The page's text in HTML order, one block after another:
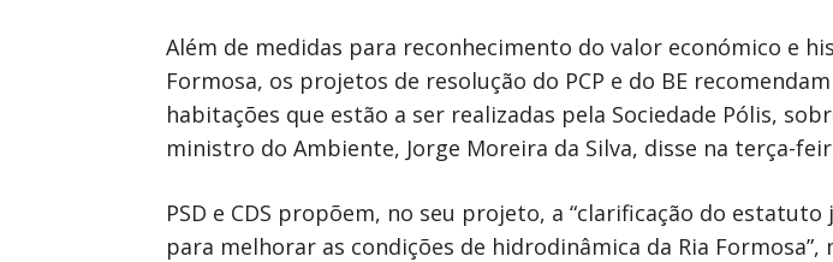
Além de medidas para reconhecimento do valor económico e
Formosa, os projetos de resolução do PCP e do BE
habitações que estão a ser realizadas pela Sociedade Pólis,
ministro do Ambiente, Jorge Moreira da Silva, disse na terça-
PSD e CDS propõem, no seu projeto, a “clarificação do
para melhorar as condições de hidrodinâmica da Ria